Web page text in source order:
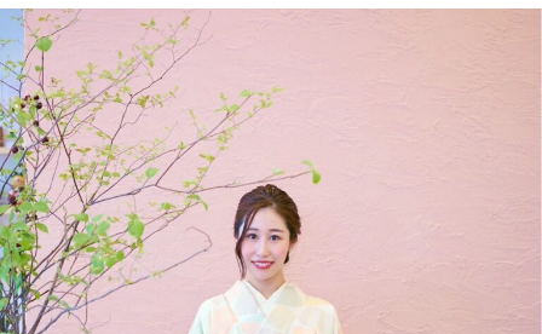
2025年12月号「お酒の新常識。」